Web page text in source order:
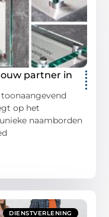
partner in
op het
naamborden
DIENSTVERLENING